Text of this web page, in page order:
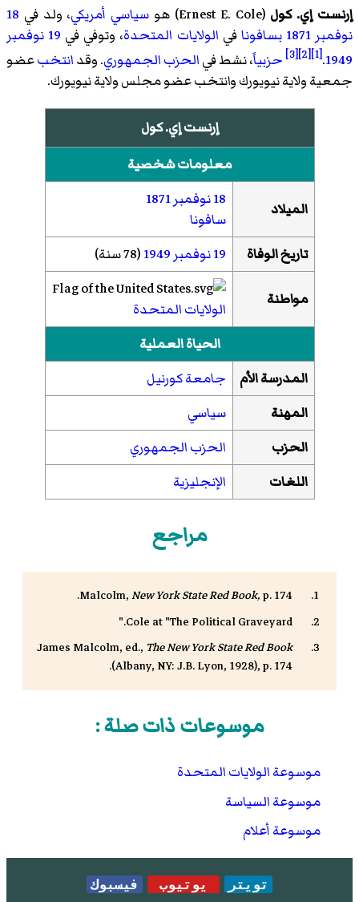
إرنست إي. كول (
Ernest E. Cole)‏ هو سياسي أمريكي، ولد في 18
نوفمبر 1871 بسافونافي الولايات المتحدة، وتوفي في 19 نوفمبر
1949
.
[1]
[2]
[3] حزبياً، نشط فيالحزب الجمهوري. وقدانتخبعضو
جمعية ولاية نيويورك وانتخب عضو مجلس ولاية نيويورك.
إرنست إي. كول
معلومات شخصية
الميلاد 18 نوفمبر
1871
سافونا
تاريخ الوفاة
19 نوفمبر 1949(78 سنة)
مواطنة
الولايات المتحدة
الحياة العملية
المدرسة الأم
جامعة كورنيل
المهنة
سياسي
الحزب
الحزب الجمهوري
اللغات
الإنجليزية
مراجع
Malcolm,New York State Red Book,p. 174.
Cole at "The Political Graveyard."
James Malcolm, ed., The New York State Red Book
(Albany, NY: J.B. Lyon, 1928), p. 174.
موسوعات ذات صلة :
موسوعة الولايات المتحدة
موسوعة السياسة
موسوعة أعلام
تويتر يوتيوب فيسبوك